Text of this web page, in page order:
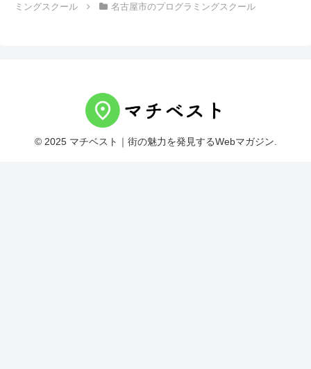
ミングスクール
名古屋市のプログラミングスクール
© 2025 マチベスト｜街の魅力を発見するWebマガジン.